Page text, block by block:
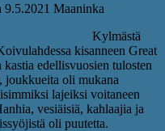
9.5.2021 Maaninka
Kylmästä
kisanneen Great
edellisvuosien tulosten
joukkueita oli mukana
lajeiksi voitaneen
vesiäisiä, kahlaajia ja
oli puutetta.